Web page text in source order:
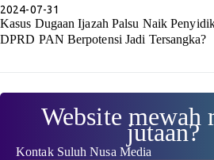
2024-07-31
Kasus Dugaan Ijazah Palsu Naik
DPRD PAN Berpotensi Jadi Tersangka?
Website mewah
jutaan?
Kontak Suluh Nusa Media